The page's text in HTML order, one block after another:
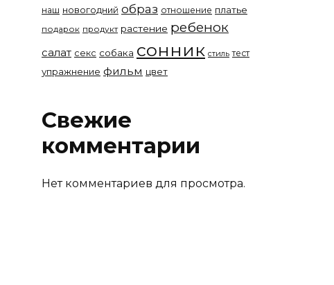
наш новогодний образ отношение платье
подарок продукт растение ребенок
салат секс собака сонник стиль тест
упражнение фильм цвет
Свежие
комментарии
Нет комментариев для просмотра.